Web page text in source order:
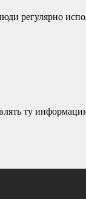
регулярно
ту